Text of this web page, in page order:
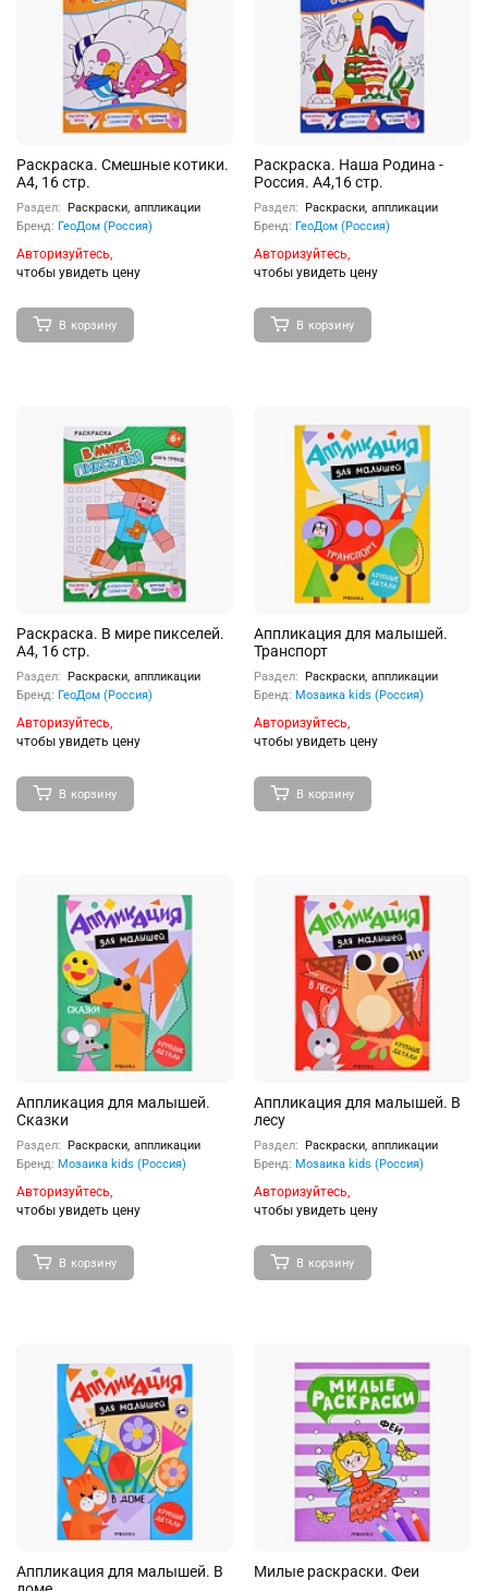
Раскраска. Смешные котики.
А4, 16 стр.
Раздел:
Раскраски, аппликации
Бренд: ГеоДом (Россия)
Авторизуйтесь,
чтобы увидеть цену
В корзину
Раскраска. Наша Родина -
Россия. А4,16 стр.
Раздел:
Раскраски, аппликации
Бренд: ГеоДом (Россия)
Авторизуйтесь,
чтобы увидеть цену
В корзину
Раскраска. В мире пикселей.
А4, 16 стр.
Раздел:
Раскраски, аппликации
Бренд: ГеоДом (Россия)
Авторизуйтесь,
чтобы увидеть цену
В корзину
Аппликация для малышей.
Транспорт
Раздел:
Раскраски, аппликации
Бренд: Мозаика kids (Россия)
Авторизуйтесь,
чтобы увидеть цену
В корзину
Аппликация для малышей.
Сказки
Раздел:
Раскраски, аппликации
Бренд: Мозаика kids (Россия)
Авторизуйтесь,
чтобы увидеть цену
В корзину
Аппликация для малышей. В
лесу
Раздел:
Раскраски, аппликации
Бренд: Мозаика kids (Россия)
Авторизуйтесь,
чтобы увидеть цену
В корзину
Аппликация для малышей. В
Милые раскраски. Феи